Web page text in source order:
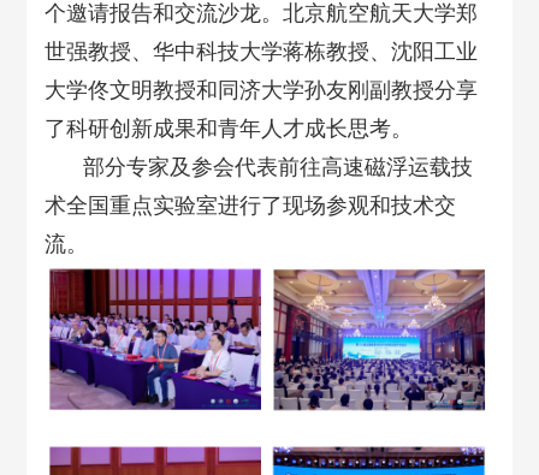
个邀请报告和交流沙龙。北京航空航天大学郑
世强教授、华中科技大学蒋栋教授、沈阳工业
大学佟文明教授和同济大学孙友刚副教授分享
了科研创新成果和青年人才成长思考。
部分专家及参会代表前往高速磁浮运载技
术全国重点实验室进行了现场参观和技术交
流。